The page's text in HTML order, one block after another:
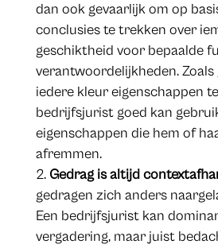
dan ook gevaarlijk om op
conclusies te trekken over
geschiktheid voor bepaalde
verantwoordelijkheden. Zoals
iedere kleur eigenschappen
bedrijfsjurist goed kan
eigenschappen die hem of
afremmen.
Gedrag is altijd
gedragen zich anders
Een bedrijfsjurist kan
vergadering, maar juist